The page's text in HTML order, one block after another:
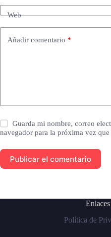
Web
Añadir comentario *
Guarda mi nombre, correo
navegador para la próxima vez que
Publicar el comentario
Enlaces
Política de